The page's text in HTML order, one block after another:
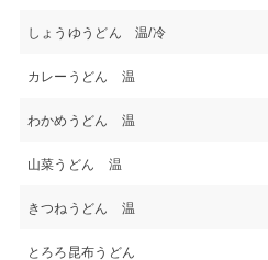
しょうゆうどん 温/冷
カレーうどん 温
わかめうどん 温
山菜うどん 温
きつねうどん 温
とろろ昆布うどん